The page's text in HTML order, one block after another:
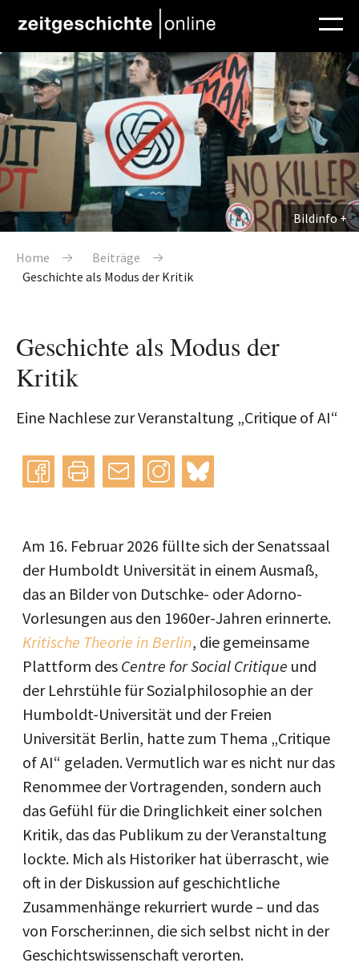
Direkt zum Inhalt
Bildinfo
Pfadnavigation
Home
Beiträge
Geschichte als Modus der Kritik
Geschichte als Modus der
Kritik
Eine Nachlese zur Veranstaltung „Critique of AI“
Instagram
bluesky
Am 16. Februar 2026 füllte sich der Senatssaal
der Humboldt Universität in einem Ausmaß,
das an Bilder von Dutschke- oder Adorno-
Vorlesungen aus den 1960er-Jahren erinnerte.
Kritische Theorie in Berlin, die gemeinsame
Plattform des Centre for Social Critique und
der Lehrstühle für Sozialphilosophie an der
Humboldt-Universität und der Freien
Universität Berlin, hatte zum Thema „Critique
of AI“ geladen. Vermutlich war es nicht nur das
Renommee der Vortragenden, sondern auch
das Gefühl für die Dringlichkeit einer solchen
Kritik, das das Publikum zu der Veranstaltung
lockte. Mich als Historiker hat überrascht, wie
oft in der Diskussion auf geschichtliche
Zusammenhänge rekurriert wurde – und das
von Forscher:innen, die sich selbst nicht in der
Geschichtswissenschaft verorten.